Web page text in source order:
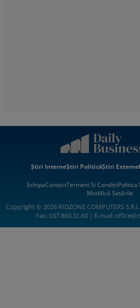
Știri InterneȘtiri PoliticăȘtiri Externe
EchipaContactTermeni Si CondițiiPolitica
Modifică Setările
Copyright © 2026 RIDZONE COMPUTERS
Fax: 037.860.31.60 | E-mail: